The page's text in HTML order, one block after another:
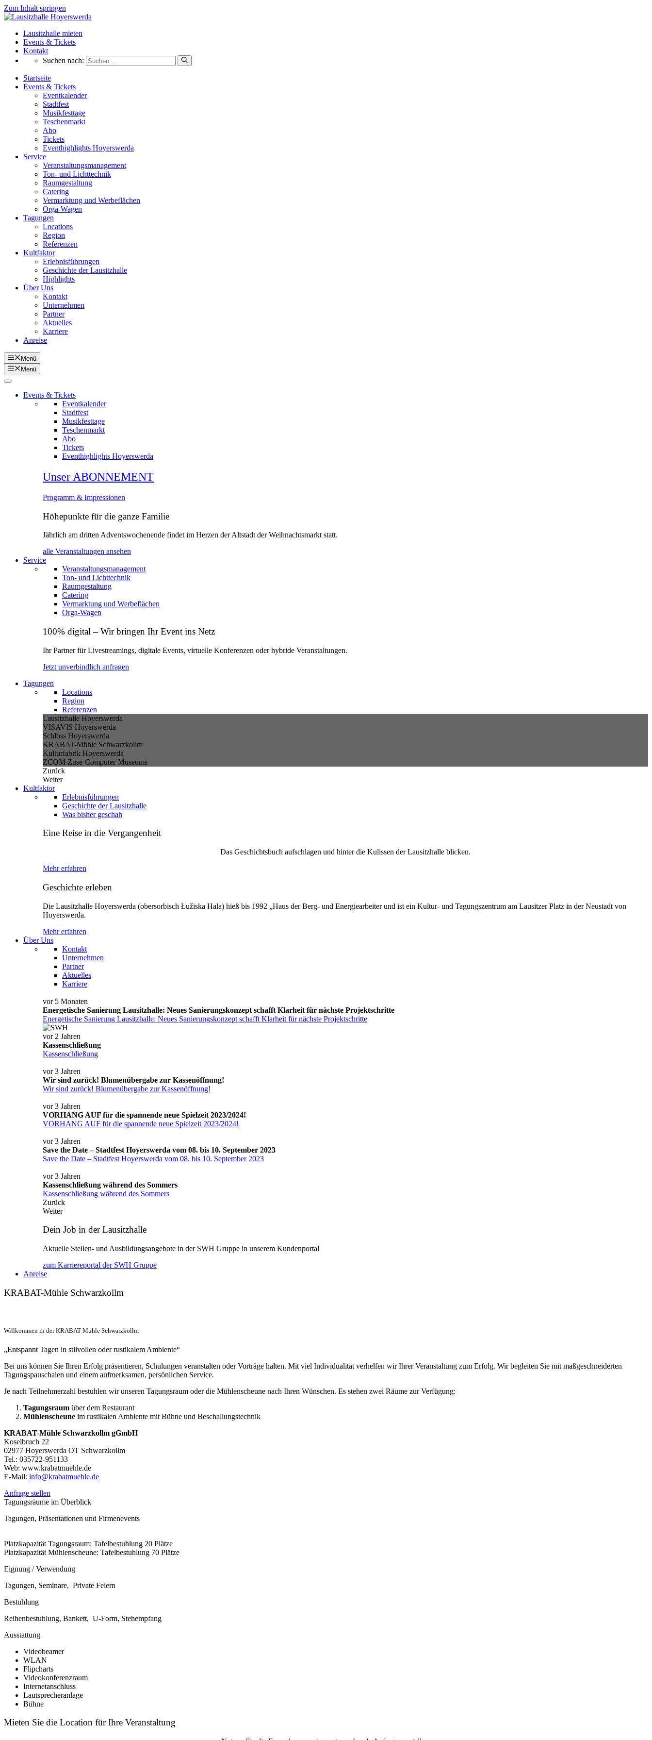
Zum Inhalt springen
Lausitzhalle mieten
Events & Tickets
Kontakt
Suchen nach:
Startseite
Events & Tickets
Eventkalender
Stadtfest
Musikfesttage
Teschenmarkt
Abo
Tickets
Eventhighlights Hoyerswerda
Service
Veranstaltungsmanagement
Ton- und Lichttechnik
Raumgestaltung
Catering
Vermarktung und Werbeflächen
Orga‑Wagen
Tagungen
Locations
Region
Referenzen
Kultfaktor
Erlebnisführungen
Geschichte der Lausitzhalle
Highlights
Über Uns
Kontakt
Unternehmen
Partner
Aktuelles
Karriere
Anreise
Menü
Menü
Events & Tickets
Eventkalender
Stadtfest
Musikfesttage
Teschenmarkt
Abo
Tickets
Eventhighlights Hoyerswerda
Unser ABONNEMENT
Programm & Impressionen
Höhepunkte für die ganze Familie
Jährlich am dritten Adventswochenende findet im Herzen der Altstadt der Weihnachtsmarkt statt.
alle Veranstaltungen ansehen
Service
Veranstaltungsmanagement
Ton- und Lichttechnik
Raumgestaltung
Catering
Vermarktung und Werbeflächen
Orga‑Wagen
100% digital – Wir bringen Ihr Event ins Netz
Ihr Partner für Livestreamings, digitale Events, virtuelle Konferenzen oder hybride Veranstaltungen.
Jetzt unverbindlich anfragen
Tagungen
Locations
Region
Referenzen
Lausitzhalle Hoyerswerda
VISAVIS Hoyerswerda
Schloss Hoyerswerda
KRABAT-Mühle Schwarzkollm
Kulturfabrik Hoyerswerda
ZCOM Zuse-Computer-Museums
Zurück
Weiter
Kultfaktor
Erlebnisführungen
Geschichte der Lausitzhalle
Was bisher geschah
Eine Reise in die Vergangenheit
Das Geschichtsbuch aufschlagen und hinter die Kulissen der Lausitzhalle blicken.
Mehr erfahren
Geschichte erleben
Die Lausitzhalle Hoyerswerda (obersorbisch Łužiska Hala) hieß bis 1992 „Haus der Berg- und Energiearbeiter und ist ein Kultur- und Tagungszentrum am Lausitzer Platz in der Neustadt von
Hoyerswerda.
Mehr erfahren
Über Uns
Kontakt
Unternehmen
Partner
Aktuelles
Karriere
vor 5 Monaten
Energetische Sanierung Lausitzhalle: Neues Sanierungskonzept schafft Klarheit für nächste Projektschritte
Energetische Sanierung Lausitzhalle: Neues Sanierungskonzept schafft Klarheit für nächste Projektschritte
vor 2 Jahren
Kassenschließung
Kassenschließung
vor 3 Jahren
Wir sind zurück! Blumenübergabe zur Kassenöffnung!
Wir sind zurück! Blumenübergabe zur Kassenöffnung!
vor 3 Jahren
VORHANG AUF für die spannende neue Spielzeit 2023/2024!
VORHANG AUF für die spannende neue Spielzeit 2023/2024!
vor 3 Jahren
Save the Date – Stadtfest Hoyerswerda vom 08. bis 10. September 2023
Save the Date – Stadtfest Hoyerswerda vom 08. bis 10. September 2023
vor 3 Jahren
Kassenschließung während des Sommers
Kassenschließung während des Sommers
Zurück
Weiter
Dein Job in der Lausitzhalle
Aktuelle Stellen- und Ausbildungsangebote in der SWH Gruppe in unserem Kundenportal
zum Karriereportal der SWH Gruppe
Anreise
KRABAT-Mühle Schwarzkollm
Willkommen in der KRABAT-Mühle Schwarzkollm
„Entspannt Tagen in stilvollen oder rustikalem Ambiente“
Bei uns können Sie Ihren Erfolg präsentieren, Schulungen veranstalten oder Vorträge halten. Mit viel Individualität verhelfen wir Ihrer Veranstaltung zum Erfolg. Wir begleiten Sie mit maßgeschneiderten
Tagungspauschalen und einem aufmerksamen, persönlichen Service.
Je nach Teilnehmerzahl bestuhlen wir unseren Tagungsraum oder die Mühlenscheune nach Ihren Wünschen. Es stehen zwei Räume zur Verfügung:
Tagungsraum über dem Restaurant
Mühlenscheune im rustikalen Ambiente mit Bühne und Beschallungstechnik
KRABAT-Mühle Schwarzkollm gGmbH
Koselbruch 22
02977 Hoyerswerda OT Schwarzkollm
Tel.: 035722‐951133
Web: www.krabatmuehle.de
E-Mail: info@krabatmuehle.de
Anfrage stellen
Tagungsräume im Überblick
Tagungen, Präsentationen und Firmenevents
Platzkapazität Tagungsraum: Tafelbestuhlung 20 Plätze
Platzkapazität Mühlenscheune: Tafelbestuhlung 70 Plätze
Eignung / Verwendung
Tagungen, Seminare, Private Feiern
Bestuhlung
Reihenbestuhlung, Bankett, U-Form, Stehempfang
Ausstattung
Videobeamer
WLAN
Flipcharts
Videokonferenzraum
Internetanschluss
Lautsprecheranlage
Bühne
Mieten Sie die Location für Ihre Veranstaltung